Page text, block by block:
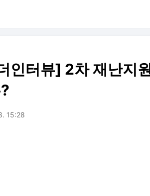
인터뷰] 2차 재난지
15:28